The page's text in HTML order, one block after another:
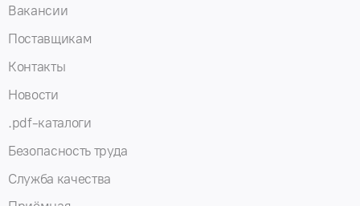
Вакансии
Поставщикам
Контакты
Новости
.pdf-каталоги
Безопасность труда
Служба качества